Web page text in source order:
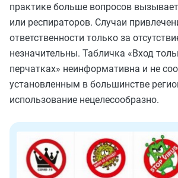
практике больше вопросов
или респираторов. Случаи
ответственности только за
незначительны. Табличка «Вход
перчатках» неинформативна и не
установленным в большинстве
использование нецелесообразно.